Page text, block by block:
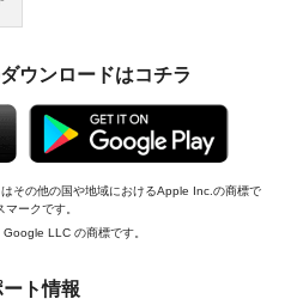
ウンロードはコチラ
その他の国や地域におけるApple Inc.の商標で
ークです。
LLC の商標です。
ト情報